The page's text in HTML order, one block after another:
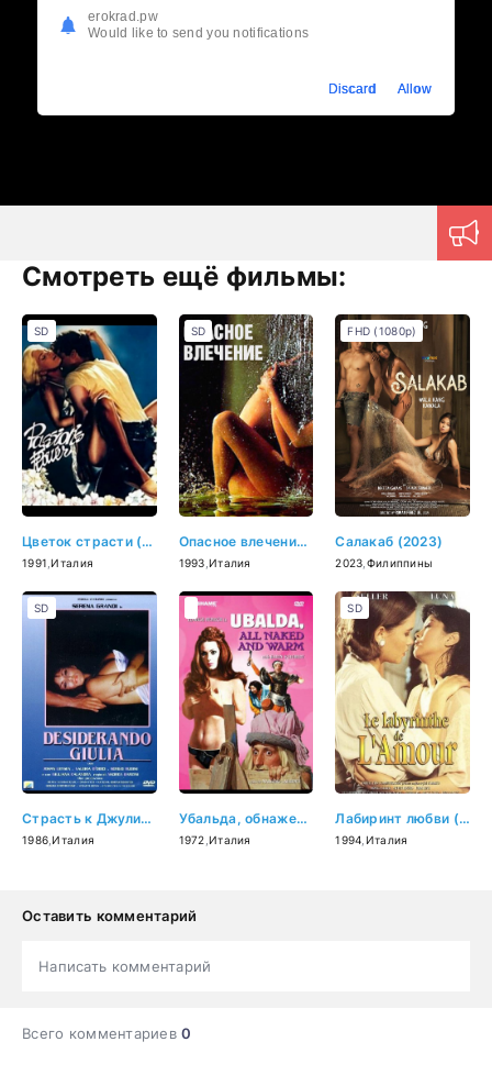
Смотреть ещё фильмы:
Цветок страсти (1991)
1991 ,Италия
SD
Опасное влечение (1993)
1993 ,Италия
SD
Салакаб (2023)
2023 Филиппины
FHD (1080p)
Страсть к Джулии (1986)
1986 ,Италия
SD
Убальда, обнаженная и жаркая (1972)
1972 ,Италия
Лабиринт любви (1994)
1994 Италия
SD
Оставить комментарий
Написать комментарий
Всего комментариев0
erokrad.pw
Would like to send you notifications
Discard Allow